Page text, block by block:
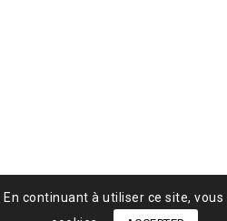
En continuant à utiliser ce site,